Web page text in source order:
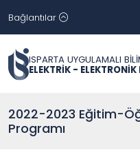
Bağlantılar
ISPARTA UYGULAMALI
ELEKTRİK -
2022-2023 Eğitim-
Programı